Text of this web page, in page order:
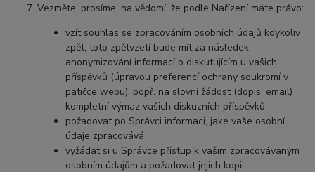
Vezměte, prosíme, na vědomí, že podle Nařízení máte právo:
vzít souhlas se zpracováním osobních údajů kdykoliv
zpět, toto zpětvzetí bude mít za následek
anonymizování informací o diskutujícím u vašich
příspěvků (úpravou preferencí ochrany soukromí v
patičce webu), popř. na slovní žádost (dopis, email)
kompletní výmaz vašich diskuzních příspěvků.
požadovat po Správci informaci, jaké vaše osobní
údaje zpracovává
vyžádat si u Správce přístup k vašim zpracovávaným
osobním údajům a požadovat jejich kopii